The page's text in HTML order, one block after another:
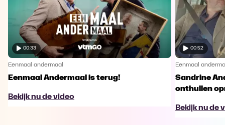
00:33
Eenmaal andermaal
Eenmaal Andermaal is terug!
Bekijk nu de video
00:52
Eenmaal
Sandrine
onthullen
Bekijk nu de